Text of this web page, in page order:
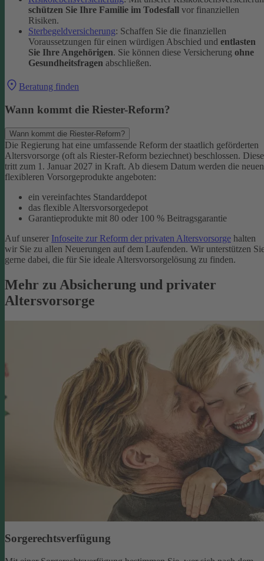
schützen Sie Ihre Familie im Todesfall vor finanziellen
Risiken.
Sterbegeldversicherung: Schaffen Sie die finanziellen
Voraussetzungen für einen würdigen Abschied und entlasten
Sie Ihre Angehörigen. Sie können diese Versicherung ohne
Gesundheitsfragen abschließen.
Beratung finden
Wann kommt die Riester-Reform?
Wann kommt die Riester-Reform?
Die Regierung hat eine umfassende Reform der staatlich geförderten
Altersvorsorge (oft als Riester-Reform beziechnet) beschlossen. Diese
tritt zum 1. Januar 2027 in Kraft. Ab diesem Datum werden die
flexibleren Vorsorgeprodukte angeboten:
ein vereinfachtes Standarddepot
das flexible Altersvorsorgedepot
Garantieprodukte mit 80 oder 100 % Beitragsgarantie
Auf unserer Infoseite zur Reform der privaten Altersvorsorge halten
wir Sie zu allen Neuerungen auf dem Laufenden. Wir unterstützen
gerne dabei, die für Sie ideale Altersvorsorgelösung zu finden.
Mehr zu Absicherung und privater
Altersvorsorge
Sorgerechtsverfügung